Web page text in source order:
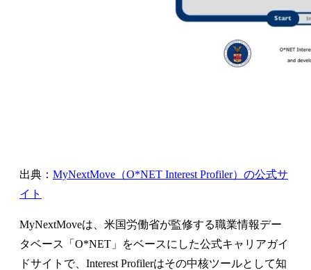
出典： MyNextMove（O*NET Interest Profiler）の公式サ
イト
MyNextMoveは、米国労働省が監修する職業情報デー
タベース「O*NET」をベースにした公式キャリアガイ
ドサイトで、Interest Profilerはその中核ツールとして知